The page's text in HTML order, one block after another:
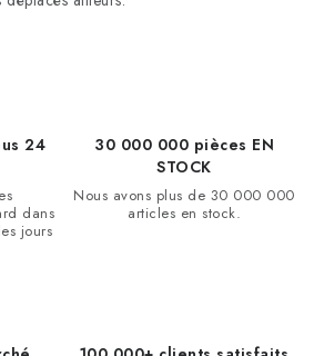
24
dans
jours
30 000 000 pièces EN
STOCK
Nous avons plus de 30 000 000
articles en stock.